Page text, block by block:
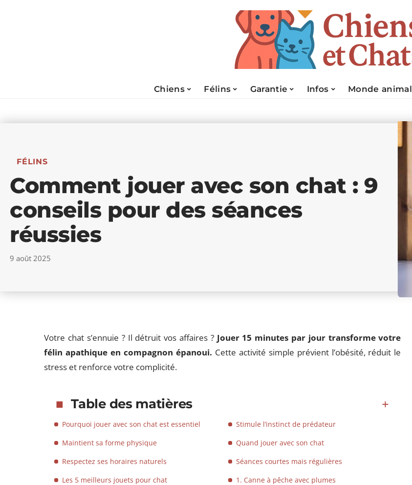
Chiens Félins Garantie Infos Monde animal
FÉLINS
Comment jouer avec son chat : 9
conseils pour des séances
réussies
9 août 2025
Votre chat s’ennuie ? Il détruit vos affaires ? Jouer 15 minutes par jour transforme votre
félin apathique en compagnon épanoui. Cette activité simple prévient l’obésité, réduit le
stress et renforce votre complicité.
Table des matières
Pourquoi jouer avec son chat est essentiel
Stimule l’instinct de prédateur
Maintient sa forme physique
Quand jouer avec son chat
Respectez ses horaires naturels
Séances courtes mais régulières
Les 5 meilleurs jouets pour chat
1. Canne à pêche avec plumes